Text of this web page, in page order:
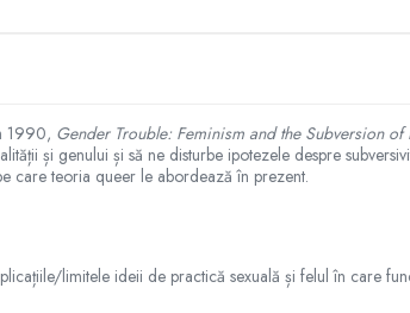
1990, Gender Trouble: Feminism and the Subversion of
și genului și să ne disturbe ipotezele despre
care teoria queer le abordează în prezent.
limitele ideii de practică sexuală și felul în care